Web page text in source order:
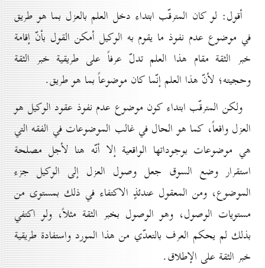
أقول: لو كان المترقّب ابتداء دخل العلم بالعزل بما هو طريق
في موضوع عدم نفوذ ما يقوم به الوكيل أمكن القول بأنّ إقامة
خبر الثقة مقام هذا العلم تدلّ عرفاً على طريقية خبر الثقة
وحجيته؛ لأنّ هذا العلم إنّما كان موضوعاً بما هو طريق.
ولكن المترقّب ابتداء كون موضوع عدم نفوذ عقود الوكيل هو
العزل واقعاً، كما هو الحال في غالب الموضوعات في الفقه التي
هي موضوعات بوجوداتها الواقعية إلا أنّه هنا لأجل مصلحة
استقرار وضع السوق جعل وصول العزل إلى الوكيل جزء
الموضوع، ومن المعقول عندئذٍ الاكتفاء في ذلك بمستوى من
مستويات الوصول، وهو الوصول بخبر الثقة مثلاً، ولو اكتفي
بذلك لم يحكم العرف بالتعدّي من هذا المورد واستفادة طريقية
خبر الثقة على الإطلاق.